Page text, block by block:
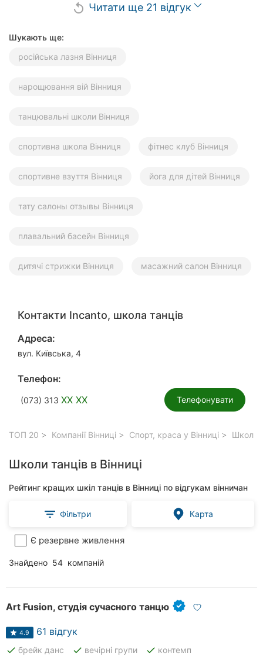
replay Читати ще 21 відгук
Шукають ще:
російська лазня Вінниця
нарощювання вій Вінниця
танцювальні школи Вінниця
спортивна школа Вінниця фітнес клуб Вінниця
спортивне взуття Вінниця йога для дітей Вінниця
тату салоны отзывы Вінниця
плавальний басейн Вінниця
дитячі стрижки Вінниця масажний салон Вінниця
Контакти Incanto, школа танців
Адреса:
вул. Київська, 4
Телефон:
(073) 313 XX XX Телефонувати
ТОП 20 Компанії Вінниці Спорт, краса у Вінниці Школи
Школи танців в Вінниці
Рейтинг кращих шкіл танців в Вінниці по відгукам вінничан
Фільтри Карта
Є резервне живлення
Знайдено 54 компаній
Art Fusion, студія сучасного танцю
4.9 61 відгук
done брейк данс done вечірні групи done контемп